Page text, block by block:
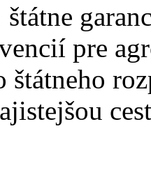
pre
štátneho